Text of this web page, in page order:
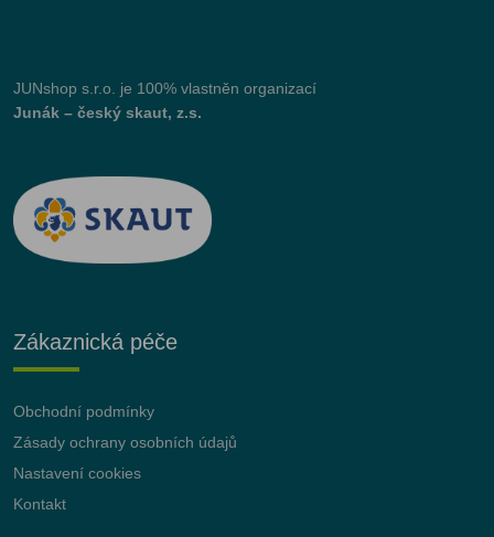
JUNshop s.r.o.
je 100% vlastněn organizací
Junák – český skaut, z.s.
Zákaznická péče
Obchodní podmínky
Zásady ochrany osobních údajů
Nastavení cookies
Kontakt